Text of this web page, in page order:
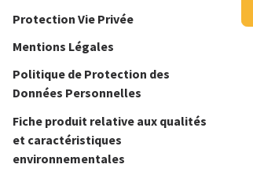
Protection Vie Privée
Mentions Légales
Politique de Protection des
Données Personnelles
Fiche produit relative aux qualités
et caractéristiques
environnementales